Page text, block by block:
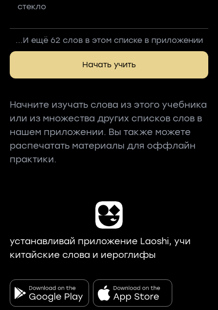
стекло
...И ещё 62 слов в этом списке в приложении
Начать учить
Начните изучать слова из этого учебника
или из множества других списков слов в
нашем приложении. Вы также можете
распечатать материалы для оффлайн
практики.
устанавливай приложение Laoshi, учи
китайские слова и иероглифы